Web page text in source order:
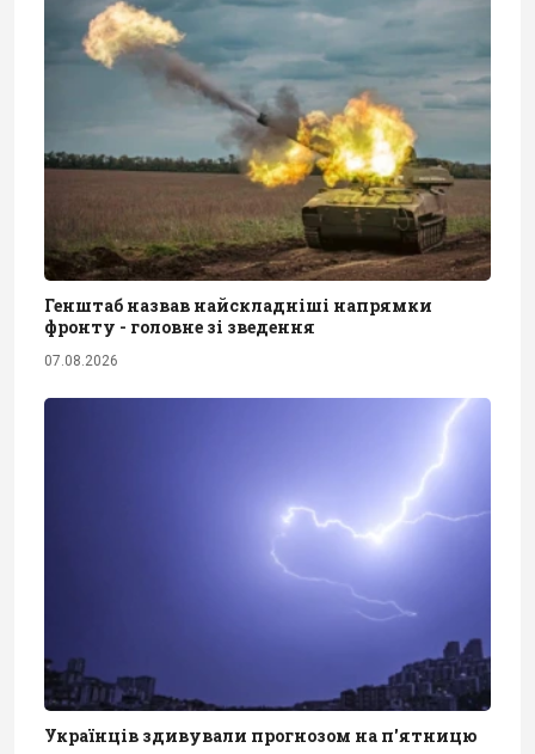
Генштаб назвав найскладніші напрямки
фронту - головне зі зведення
07.08.2026
Українців здивували прогнозом на п'ятницю